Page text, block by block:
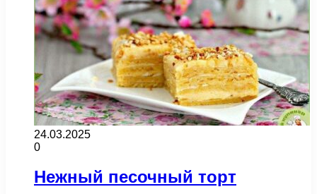
24.03.2025
0
Нежный песочный торт